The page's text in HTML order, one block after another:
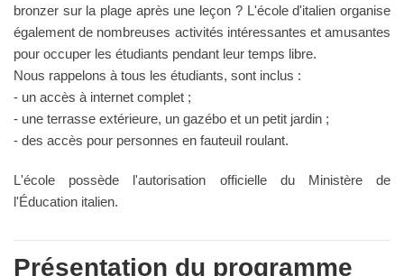
bronzer sur la plage après une leçon ? L'école d'italien organise
également de nombreuses activités intéressantes et amusantes
pour occuper les étudiants pendant leur temps libre.
Nous rappelons à tous les étudiants, sont inclus :
- un accès à internet complet ;
- une terrasse extérieure, un gazébo et un petit jardin ;
- des accès pour personnes en fauteuil roulant.
L'école possède l'autorisation officielle du Ministère de
l'Éducation italien.
Présentation du programme